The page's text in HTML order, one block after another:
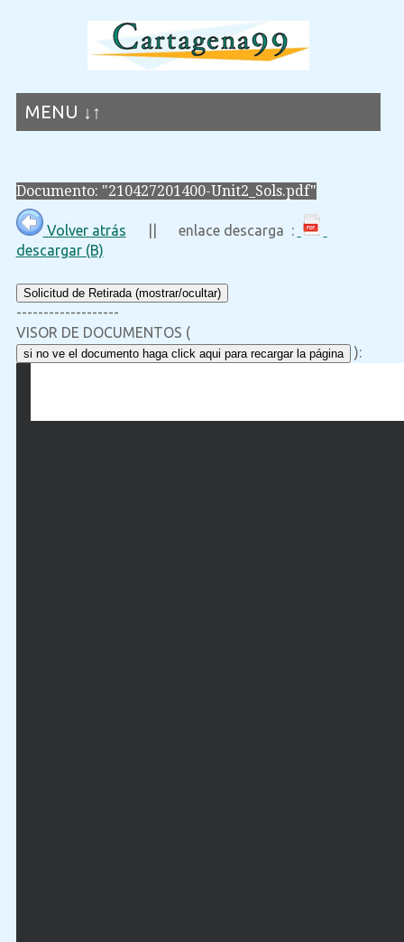
MENU ↓↑
Documento: "210427201400-Unit2_Sols.pdf"
Volver atrás || enlace descarga :
descargar (B)
Solicitud de Retirada (mostrar/ocultar)
-------------------
VISOR DE DOCUMENTOS (
si no ve el documento haga click aqui para recargar la página ):